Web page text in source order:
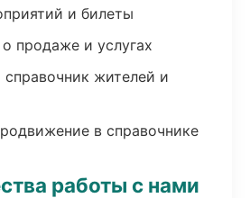
и билеты
продаже и услугах
жителей и
в справочнике
работы с нами